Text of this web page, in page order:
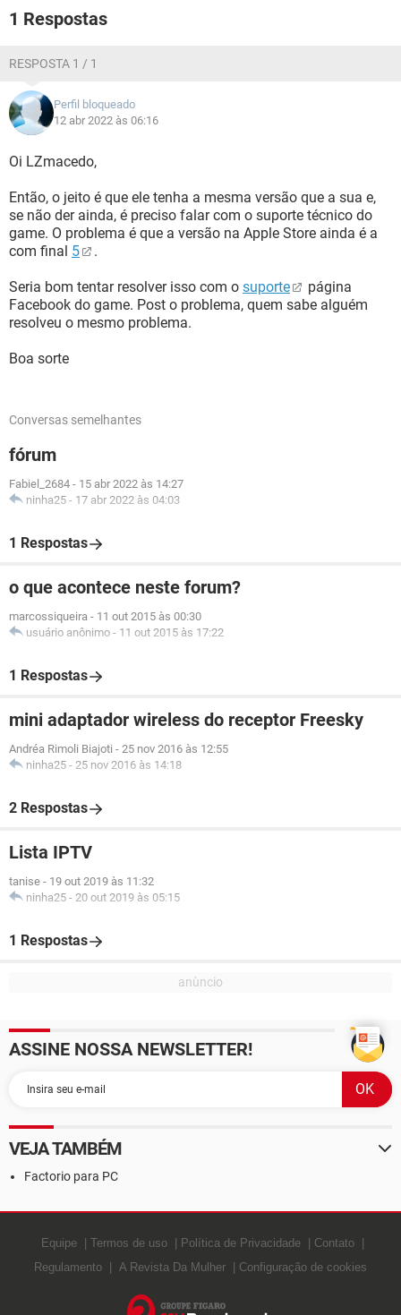
1 Respostas
RESPOSTA 1 / 1
Perfil bloqueado
12 abr 2022 às 06:16
Oi LZmacedo,
Então, o jeito é que ele tenha a mesma versão que a sua e,
se não der ainda, é preciso falar com o suporte técnico do
game. O problema é que a versão na Apple Store ainda é a
com final 5 .
Seria bom tentar resolver isso com o suporte
página
Facebook do game. Post o problema, quem sabe alguém
resolveu o mesmo problema.
Boa sorte
Conversas semelhantes
fórum
Fabiel_2684 - 15 abr 2022 às 14:27
ninha25 - 17 abr 2022 às 04:03
1 Respostas
o que acontece neste forum?
marcossiqueira - 11 out 2015 às 00:30
usuário anônimo - 11 out 2015 às 17:22
1 Respostas
mini adaptador wireless do receptor Freesky
Andréa Rimoli Biajoti - 25 nov 2016 às 12:55
ninha25 - 25 nov 2016 às 14:18
2 Respostas
Lista IPTV
tanise - 19 out 2019 às 11:32
ninha25 - 20 out 2019 às 05:15
1 Respostas
ASSINE NOSSA NEWSLETTER!
VEJA TAMBÉM
Factorio para PC
Equipe Termos de uso Política de Privacidade
Contato
Regulamento
A Revista Da Mulher Configuração de cookies